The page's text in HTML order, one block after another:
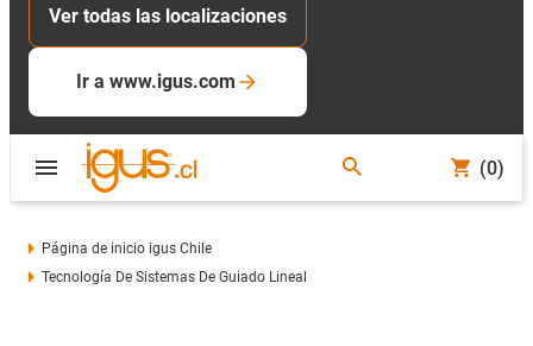
Ver todas las localizaciones
Ir a www.igus.com
(0)
Página de inicio igus Chile
Tecnología De Sistemas De Guiado Lineal